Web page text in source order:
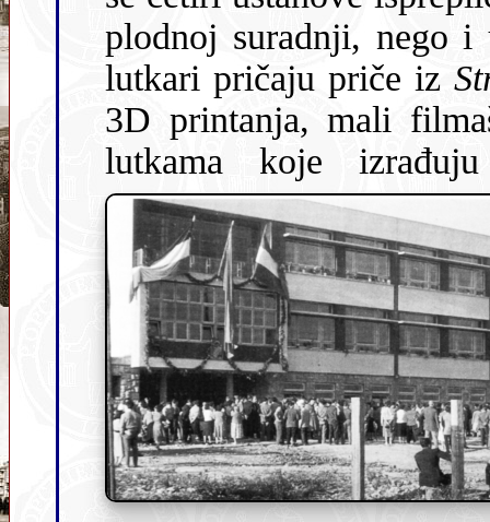
plodnoj suradnji, nego i
lutkari pričaju priče iz
3D printanja, mali
lutkama koje